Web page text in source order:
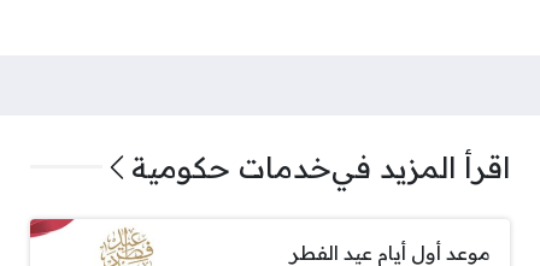
اقرأ المزيد فيخدمات حكومية
موعد أول أيام عيد الفطر